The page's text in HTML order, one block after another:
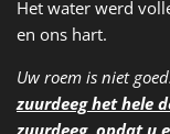
Het water werd
en ons hart.
Uw roem is niet goed.
zuurdeeg het hele
zuurdeeg, opdat u